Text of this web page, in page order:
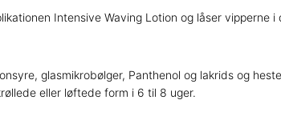
Intensive Waving Lotion og låser vipperne
glasmikrobølger, Panthenol og lakrids og
eller løftede form i 6 til 8 uger.